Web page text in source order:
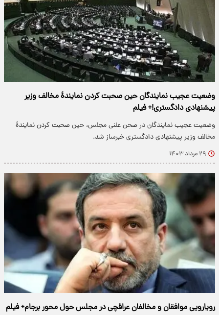
وضعیت عجیب نمایندگان حین صحبت کردن نمایندۀ مخالف وزیر
پیشنهادی دادگستری!+ فیلم
وضعیت عجیب نمایندگان در صحن علنی مجلس، حین صحبت کردن نمایندۀ
مخالف وزیر پیشنهادی دادگستری خبرساز شد.
۲۹ مرداد ۱۴۰۳
رویارویی موافقان و مخالفان عراقچی در مجلس حول محور برجام+ فیلم